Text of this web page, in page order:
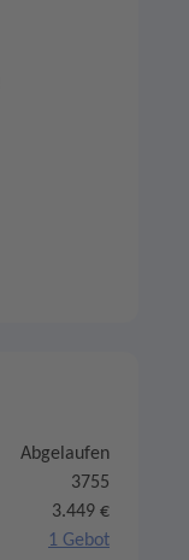
Abgelaufen
3755
3.449 €
1 Gebot